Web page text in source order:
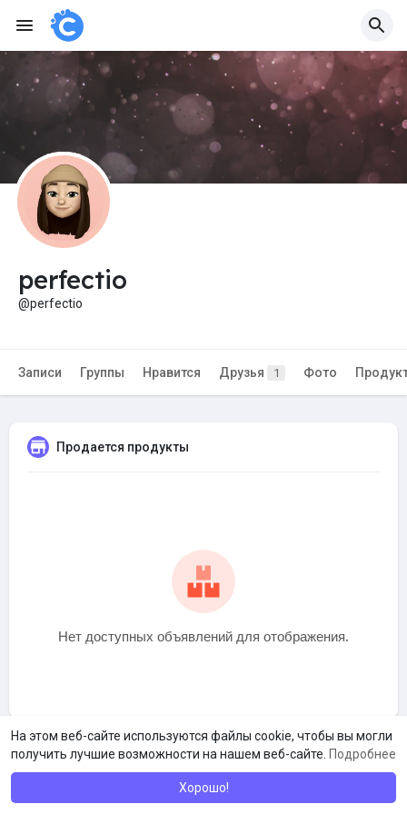
На этом веб-сайте используются файлы cookie, чтобы вы могли
получить лучшие возможности на нашем веб-сайте. Подробнее
Хорошо!
perfectio
@perfectio
Записи Группы Нравится Друзья 1 Фото
Продается продукты
Нет доступных объявлений для отображения.